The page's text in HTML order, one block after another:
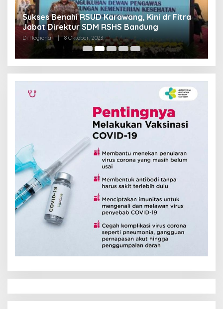
Sukses Benahi RSUD Karawang, Kini dr Fitra
Jabat Direktur SDM RSHS Bandung
Di Regional | 8 Oktober, 2023